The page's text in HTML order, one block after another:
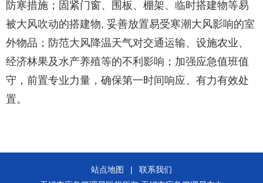
防寒措施；固紧门窗、围板、棚架、临时搭建物等易
被大风吹动的搭建物, 妥善放置易受寒潮大风影响的室
外物品；防范大风降温天气对交通运输、设施农业、
经济林果及水产养殖等的不利影响；加强应急值班值
守，前置专业力量，确保第一时间响应、有力有效处
置。
站点地图 |
联系我们